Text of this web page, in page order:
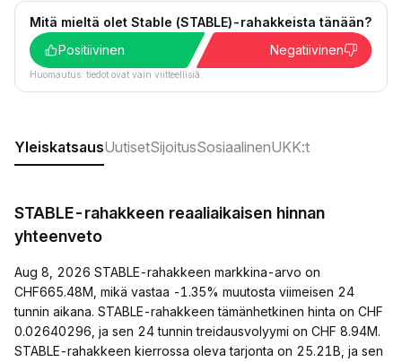
Mitä mieltä olet ​​Stable (STABLE)-rahakkeista tänään?
Positiivinen
Negatiivinen
Huomautus: tiedot ovat vain viitteellisiä.
YleiskatsausUutisetSijoitusSosiaalinenUKK:t
STABLE-rahakkeen reaaliaikaisen hinnan
yhteenveto
Aug 8, 2026 STABLE-rahakkeen markkina-arvo on
CHF665.48M, mikä vastaa -1.35% muutosta viimeisen 24
tunnin aikana. STABLE-rahakkeen tämänhetkinen hinta on CHF
0.02640296, ja sen 24 tunnin treidausvolyymi on CHF 8.94M.
STABLE-rahakkeen kierrossa oleva tarjonta on 25.21B, ja sen